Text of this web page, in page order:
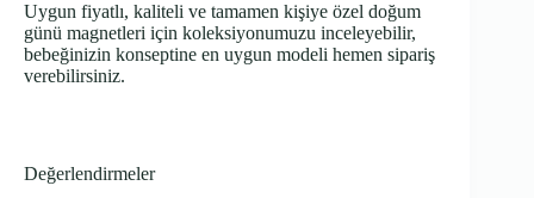
Uygun fiyatlı, kaliteli ve tamamen kişiye özel doğum
günü magnetleri için koleksiyonumuzu inceleyebilir,
bebeğinizin konseptine en uygun modeli hemen sipariş
verebilirsiniz.
Değerlendirmeler